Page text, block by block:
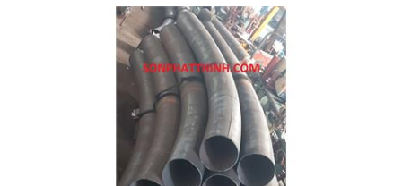
/ THÉP ỐNG D500